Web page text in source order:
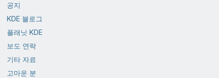
공지
KDE 블로그
플래닛 KDE
보도 연락
기타 자료
고마운 분